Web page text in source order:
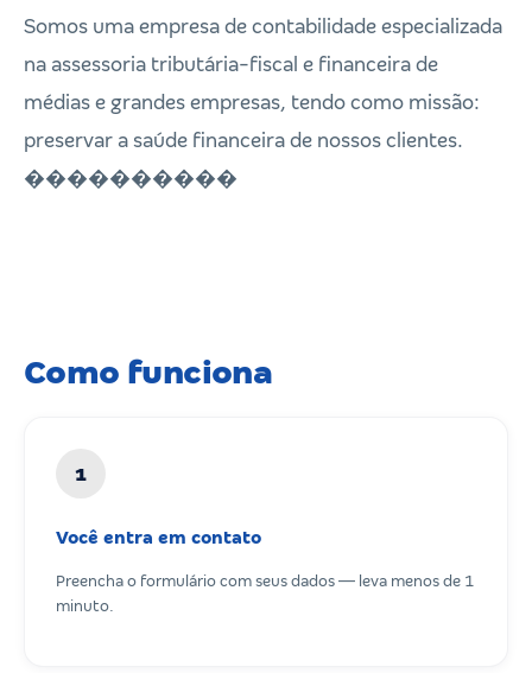
Somos uma empresa de contabilidade especializada
na assessoria tributária-fiscal e financeira de
médias e grandes empresas, tendo como missão:
preservar a saúde financeira de nossos clientes.
������️����
Como funciona
1
Você entra em contato
Preencha o formulário com seus dados — leva menos de 1
minuto.